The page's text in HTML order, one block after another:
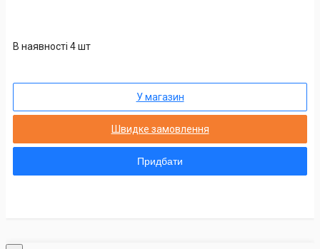
В наявності 4 шт
У магазин
Швидке замовлення
Придбати